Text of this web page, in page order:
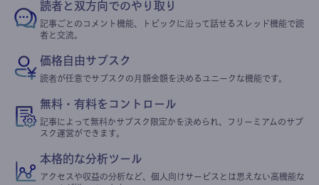
読者と双方向でのやり取り
記事ごとのコメント機能、トピックに沿って話せるスレッド機能で読
者と交流。
価格自由サブスク
読者が任意でサブスクの月額金額を決めるユニークな機能です。
無料・有料をコントロール
記事によって無料かサブスク限定かを決められ、フリーミアムのサブ
スク運営ができます。
本格的な分析ツール
アクセスや収益の分析など、個人向けサービスとは思えない高機能な